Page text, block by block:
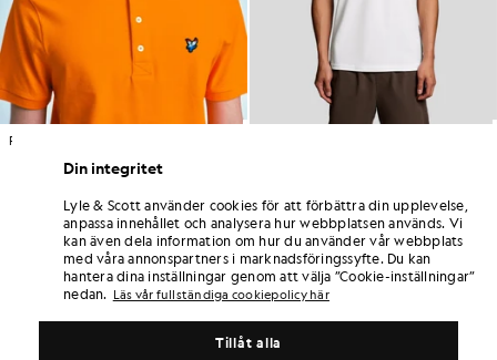
Din integritet
Lyle & Scott använder cookies för att förbättra din upplevelse,
anpassa innehållet och analysera hur webbplatsen används. Vi
kan även dela information om hur du använder vår webbplats
med våra annonspartners i marknadsföringssyfte. Du kan
hantera dina inställningar genom att välja ”Cookie-inställningar”
nedan. Läs vår fullständiga cookiepolicy här
Tillåt alla